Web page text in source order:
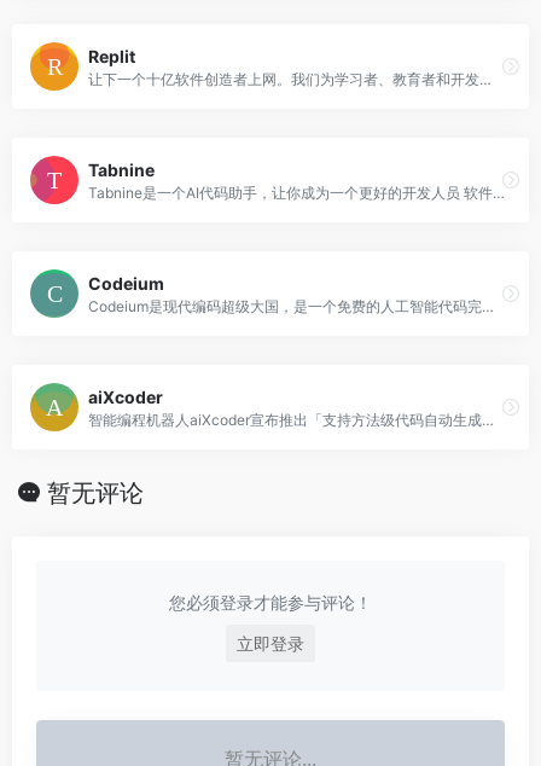
Replit
让下一个十亿软件创造者上网。我们为学习者、教育者和开发人员构建功能强大、简单的工具和平台。
Tabnine
Tabnine是一个AI代码助手，让你成为一个更好的开发人员 软件开发人员的人工智能助手,全行代码和全功能代码完成更快
Codeium
Codeium是现代编码超级大国，是一个免费的人工智能代码完成工具。它支持超过20多种语言，并与您最喜欢的ide集成。
aiXcoder
智能编程机器人aiXcoder宣布推出「支持方法级代码自动生成」的深度学习代码生成模型 ——aiXcoder XL，该模型是国内首个能够根据开发者给出的“自然语
暂无评论
您必须登录才能参与评论！
立即登录
暂无评论...